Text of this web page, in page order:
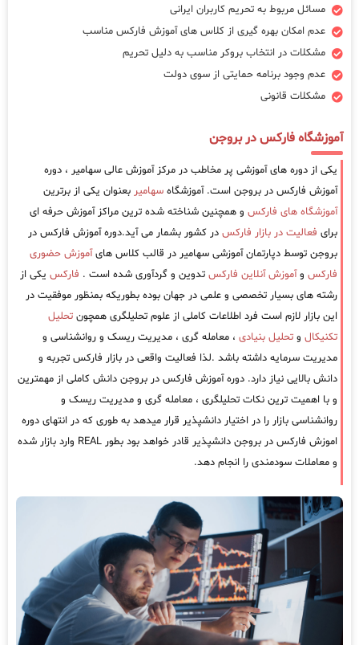
مسائل مربوط به تحریم کاربران ایرانی
عدم امکان بهره گیری از کلاس های آموزش فارکس مناسب
مشکلات در انتخاب بروکر مناسب به دلیل تحریم
عدم وجود برنامه حمایتی از سوی دولت
مشکلات قانونی
آموزشگاه فارکس در بروجن
یکی از دوره های آموزشی پر مخاطب در مرکز آموزش عالی سهامیر ، دوره
آموزش فارکس در بروجن است. آموزشگاه سهامیر بعنوان یکی از برترین
آموزشگاه های فارکس و همچنین شناخته شده ترین مراکز آموزش حرفه ای
برای فعالیت در بازار فارکس در کشور بشمار می آید.دوره آموزش فارکس در
بروجن توسط دپارتمان آموزشی سهامیر در قالب کلاس هایآموزش حضوری
فارکس وآموزش آنلاین فارکس تدوین و گردآوری شده است . فارکس یکی از
رشته های بسیار تخصصی و علمی در جهان بوده بطوریکه بمنظور موفقیت در
این بازار لازم است فرد اطلاعات کاملی از علوم تحلیلگری همچون تحلیل
تکنیکال و تحلیل بنیادی ، معامله گری ، مدیریت ریسک و روانشناسی و
مدیریت سرمایه داشته باشد .لذا فعالیت واقعی در بازار فارکس تجربه و
دانش بالایی نیاز دارد. دوره آموزش فارکس در بروجن دانش کاملی از مهمترین
و با اهمیت ترین نکات تحلیلگری ، معامله گری و مدیریت ریسک و
روانشناسی بازار را در اختیار دانشپذیر قرار میدهد به طوری که در انتهای دوره
اموزش فارکس در بروجن دانشپذیر قادر خواهد بود بطور REAL وارد بازار شده
و معاملات سودمندی را انجام دهد.